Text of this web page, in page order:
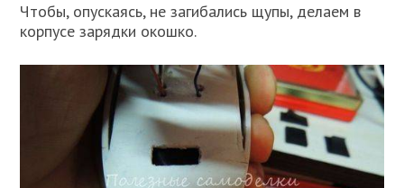
Чтобы, опускаясь, не загибались щупы, делаем в
корпусе зарядки окошко.